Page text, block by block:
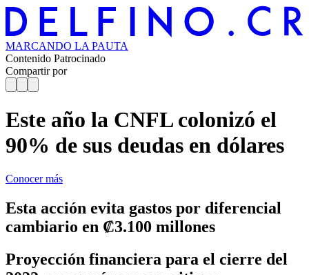
MARCANDO LA PAUTA
Contenido Patrocinado
Compartir por
Este año la CNFL colonizó el
90% de sus deudas en dólares
Conocer más
Esta acción evita gastos por diferencial
cambiario en ₡3.100 millones
Proyección financiera para el cierre del